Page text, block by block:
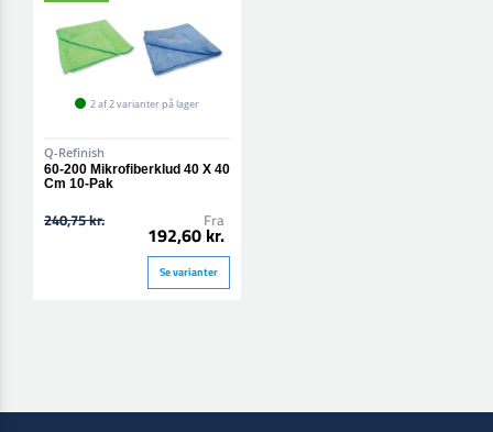
2 af 2 varianter på lager
Q-Refinish
60-200 Mikrofiberklud 40 X 40
Cm 10-Pak
240,75 kr. Fra
192,60 kr.
Se varianter